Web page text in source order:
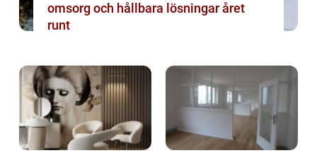
omsorg och hållbara lösningar året
runt